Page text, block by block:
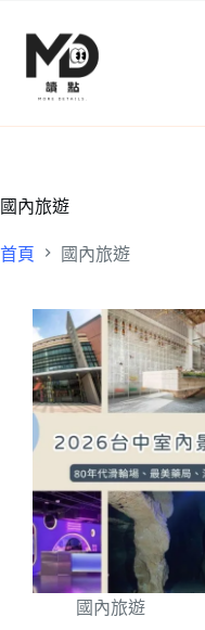
國內旅遊
首頁 國內旅遊
國內旅遊